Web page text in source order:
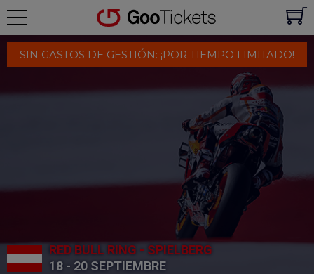
RED BULL RING - SPIELBERG
18 - 20 SEPTIEMBRE
SIN GASTOS DE GESTIÓN: ¡POR TIEMPO LIMITADO!